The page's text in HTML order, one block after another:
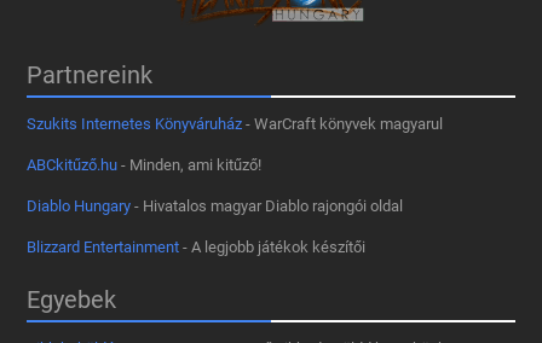
Partnereink
Szukits Internetes Könyváruház - WarCraft könyvek magyarul
ABCkitűző.hu - Minden, ami kitűző!
Diablo Hungary - Hivatalos magyar Diablo rajongói oldal
Blizzard Entertainment - A legjobb játékok készítői
Egyebek